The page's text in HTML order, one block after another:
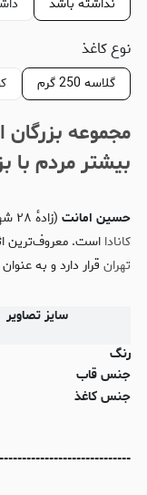
نداشته باشد
نوع کاغذ
گلاسه 250 گرم
مجموعه
بیشتر مردم با
حسین امانت(زادهٔ ۲۸ شهریورِ ۱۳۲۱)
کانادا است. معروف‌ترین
تهرانقرار دارد و به
سایز تصاویر
رنگ
جنس قاب
جنس کاغذ